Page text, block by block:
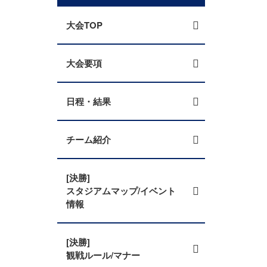
大会TOP
大会要項
日程・結果
チーム紹介
[決勝]
スタジアムマップ/イベント
情報
[決勝]
観戦ルール/マナー